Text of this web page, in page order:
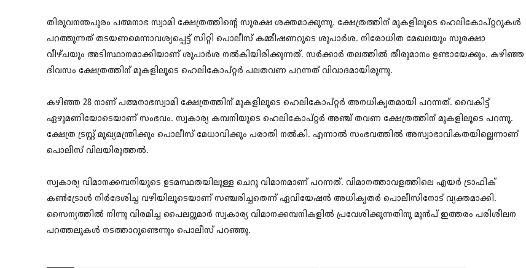
തിരുവനന്തപുരം പത്മനാഭ സ്വാമി ക്ഷേത്രത്തിന്റെ സുരക്ഷ ശക്തമാക്കുന്നു. ക്ഷേത്രത്തിന് മുകളിലൂടെ ഹെലികോപ്റ്ററുകൾ
പറത്തുന്നത് തടയണമെന്നാവശ്യപ്പെട്ട് സിറ്റി പൊലീസ് കമ്മീഷണറുടെ ശുപാർശ. നിരോധിത മേഖലയും സുരക്ഷാ
വീഴ്ചയും അടിസ്ഥാനമാക്കിയാണ് ശുപാർശ നൽകിയിരിക്കുന്നത്. സർക്കാർ തലത്തിൽ തീരുമാനം ഉണ്ടായേക്കും. കഴിഞ്ഞ
ദിവസം ക്ഷേത്രത്തിന് മുകളിലൂടെ ഹെലികോപ്റ്റർ പലതവണ പറന്നത് വിവാദമായിരുന്നു.
കഴിഞ്ഞ 28 നാണ് പത്മനാഭസ്വാമി ക്ഷേത്രത്തിന് മുകളിലൂടെ ഹെലികോപ്റ്റർ അനധികൃതമായി പറന്നത്. വൈകിട്ട്
ഏഴുമണിയോടെയാണ് സംഭവം. സ്വകാര്യ കമ്പനിയുടെ ഹെലികോപ്റ്റർ അഞ്ച് തവണ ക്ഷേത്രത്തിന് മുകളിലൂടെ പറന്നു.
ക്ഷേത്ര ട്രസ്റ്റ് മുഖ്യമന്ത്രിക്കും പൊലീസ് മേധാവിക്കും പരാതി നൽകി. എന്നാൽ സംഭവത്തിൽ അസ്വാഭാവികതയില്ലെന്നാണ്
പൊലീസ് വിലയിരുത്തൽ.
സ്വകാര്യ വിമാനക്കമ്പനിയുടെ ഉടമസ്ഥതയിലുള്ള ചെറു വിമാനമാണ് പറന്നത്. വിമാനത്താവളത്തിലെ എയർ ട്രാഫിക്
കൺട്രോൾ നിർദേശിച്ച വഴിയിലൂടെയാണ് സഞ്ചരിച്ചതെന്ന് ഏവിയേഷൻ അധികൃതർ പൊലീസിനോട് വ്യക്തമാക്കി.
സൈന്യത്തിൽ നിന്നു വിരമിച്ച പൈലറ്റുമാർ സ്വകാര്യ വിമാനക്കമ്പനികളിൽ പ്രവേശിക്കുന്നതിനു മുൻപ് ഇത്തരം പരിശീലന
പറത്തലുകൾ നടത്താറുണ്ടെന്നും പൊലീസ് പറഞ്ഞു.